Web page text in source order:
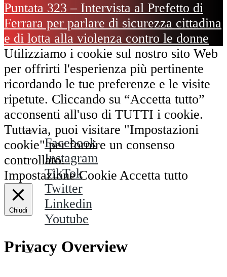
Puntata 323 – Intervista al Prefetto di
Ferrara per parlare di sicurezza cittadina
e di lotta alla violenza contro le donne
Facebook
Instagram
TikTok
Twitter
Linkedin
Youtube
Utilizziamo i cookie sul nostro sito Web
per offrirti l'esperienza più pertinente
ricordando le tue preferenze e le visite
ripetute. Cliccando su “Accetta tutto”
acconsenti all'uso di TUTTI i cookie.
Tuttavia, puoi visitare "Impostazioni
cookie" per fornire un consenso
controllato.
Impostazione Cookie Accetta tutto
Chiudi
Privacy Overview